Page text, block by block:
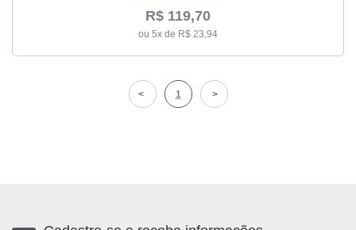
R$ 119,70
ou 5x de R$ 23,94
1